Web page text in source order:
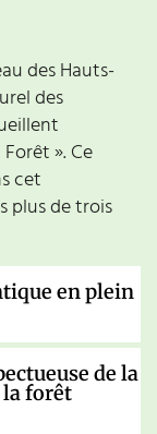
des Hauts-
des
». Ce
cet
plus de trois
en plein
de la
forêt